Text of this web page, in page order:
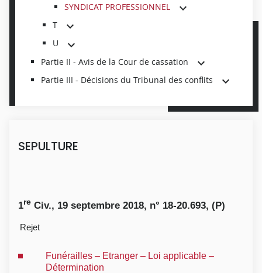
SYNDICAT PROFESSIONNEL
T
U
Partie II - Avis de la Cour de cassation
Partie III - Décisions du Tribunal des conflits
SEPULTURE
1re Civ., 19 septembre 2018, n° 18-20.693, (P)
Rejet
Funérailles – Etranger – Loi applicable –
Détermination